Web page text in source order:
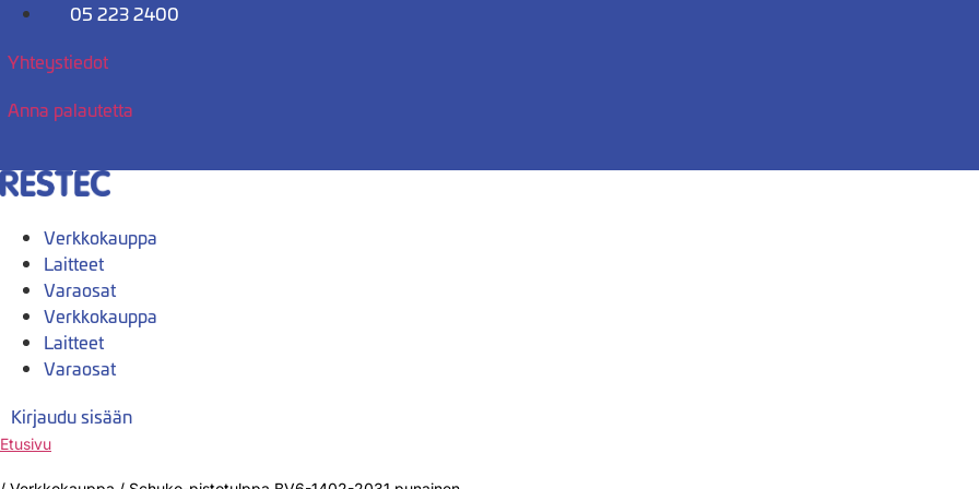
Mene
05 223 2400
Yhteystiedot
Anna palautetta
Verkkokauppa
Laitteet
Varaosat
Verkkokauppa
Laitteet
Varaosat
Kirjaudu sisään
Etusivu